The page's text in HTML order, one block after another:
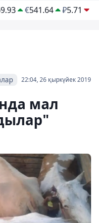
€541.64 ₽5.71
22:04, 26 қыркүйек 2019
мал